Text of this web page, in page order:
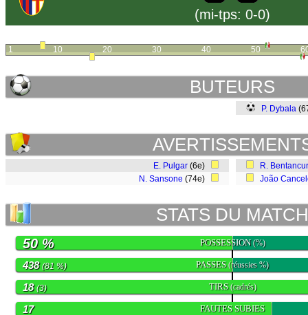
(mi-tps: 0-0)
1 10 20 30 40 50
BUTEURS
P. Dybala
E. Pulgar (6e)
N. Sansone (74e)
R. Bentancur
João
STATS DU MATCH
POSSESSION(%)
50 %
PASSES(réussies %)
438(81 %)
TIRS(cadrés)
18(3)
FAUTES SUBIES
17